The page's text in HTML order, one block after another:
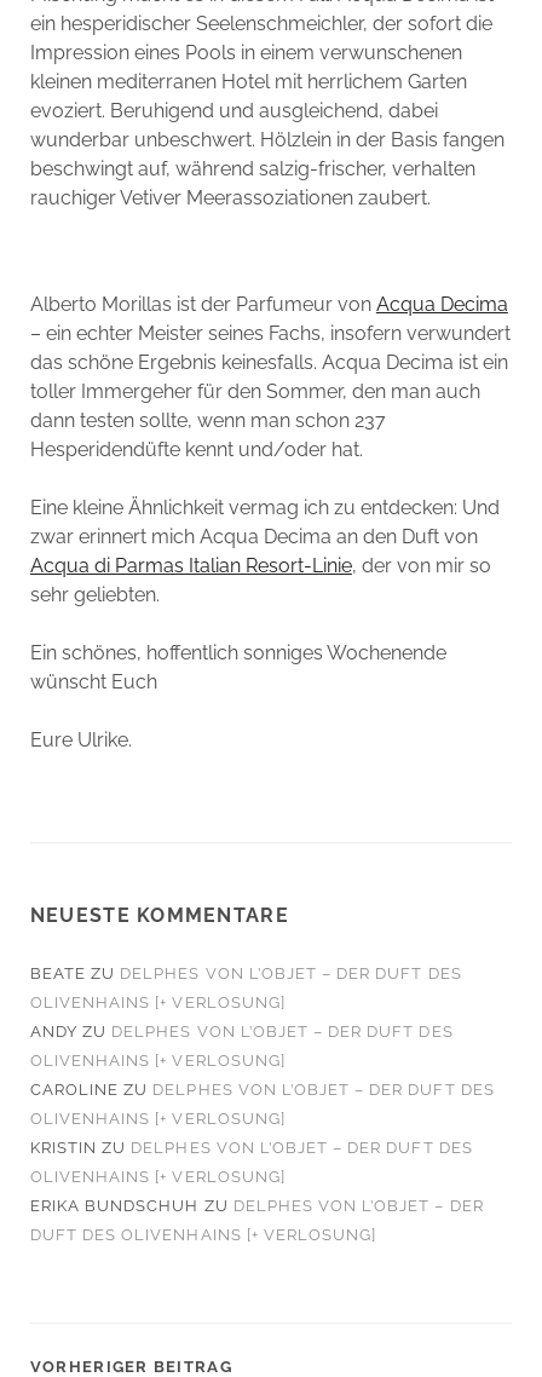
ein hesperidischer Seelenschmeichler, der sofort die
Impression eines Pools in einem verwunschenen
kleinen mediterranen Hotel mit herrlichem Garten
evoziert. Beruhigend und ausgleichend, dabei
wunderbar unbeschwert. Hölzlein in der Basis fangen
beschwingt auf, während salzig-frischer, verhalten
rauchiger Vetiver Meerassoziationen zaubert.
Alberto Morillas ist der Parfumeur von Acqua Decima
– ein echter Meister seines Fachs, insofern verwundert
das schöne Ergebnis keinesfalls. Acqua Decima ist ein
toller Immergeher für den Sommer, den man auch
dann testen sollte, wenn man schon 237
Hesperidendüfte kennt und/oder hat.
Eine kleine Ähnlichkeit vermag ich zu entdecken: Und
zwar erinnert mich Acqua Decima an den Duft von
Acqua di Parmas Italian Resort-Linie, der von mir so
sehr geliebten.
Ein schönes, hoffentlich sonniges Wochenende
wünscht Euch
Eure Ulrike.
NEUESTE KOMMENTARE
BEATE ZU DELPHES VON L’OBJET – DER DUFT DES
OLIVENHAINS [+ VERLOSUNG]
ANDY ZU DELPHES VON L’OBJET – DER DUFT DES
OLIVENHAINS [+ VERLOSUNG]
CAROLINE ZU DELPHES VON L’OBJET – DER DUFT DES
OLIVENHAINS [+ VERLOSUNG]
KRISTIN ZU DELPHES VON L’OBJET – DER DUFT DES
OLIVENHAINS [+ VERLOSUNG]
ERIKA BUNDSCHUH ZU DELPHES VON L’OBJET – DER
DUFT DES OLIVENHAINS [+ VERLOSUNG]
VORHERIGER BEITRAG